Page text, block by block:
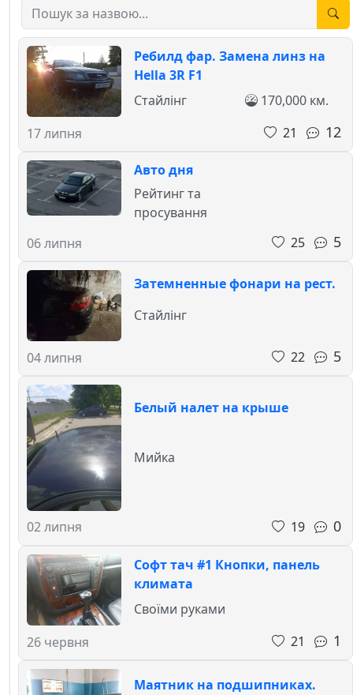
Ребилд фар. Замена линз на
Hella 3R F1
17 липня
Стайлінг
170,000 км.
21
12
Авто дня
06 липня
Рейтинг та
просування
25
5
Затемненные фонари на рест.
04 липня
Стайлінг
22 5
Белый налет на крыше
02 липня
Мийка
19 0
Софт тач #1 Кнопки, панель
климата
26 червня
Своїми руками
21
1
Маятник на подшипниках.